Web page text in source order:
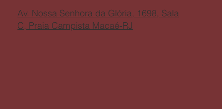
Av. Nossa Senhora da Glória, 1698, Sala
C, Praia Campista Macaé-RJ